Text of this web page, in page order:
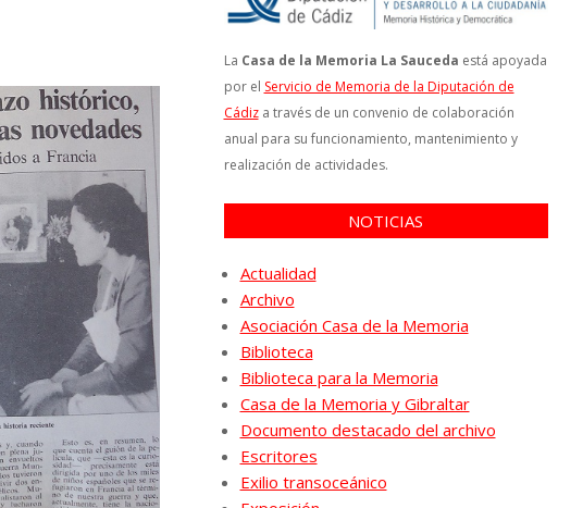
La Casa de la Memoria La Sauceda está apoyada
por el Servicio de Memoria de la Diputación de
Cádiza través de un convenio de colaboración
anual para su funcionamiento, mantenimiento y
realización de actividades.
NOTICIAS
Actualidad
Archivo
Asociación Casa de la Memoria
Biblioteca
Biblioteca para la Memoria
Casa de la Memoria y Gibraltar
Documento destacado del archivo
Escritores
Exilio transoceánico